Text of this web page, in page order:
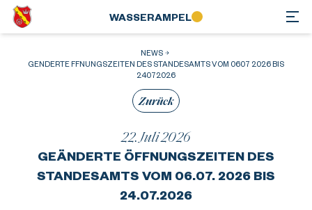
WASSER­AMPEL
Zurück
NEWS
GENDERTE FFNUNGSZEITEN DES STANDESAMTS VOM 0607 2026 BIS
24072026
22. Juli 2026
GEÄNDERTE ÖFFNUNGSZEITEN DES
STANDESAMTS VOM 06.07. 2026 BIS
24.07.2026